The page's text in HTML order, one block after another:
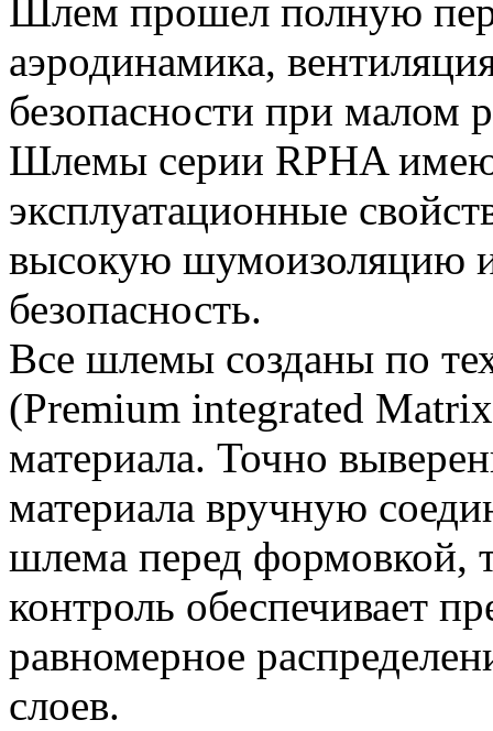
Шлем прошел полную
аэродинамика,
безопасности при малом
Шлемы серии RPHA
эксплуатационные
высокую шумоизоляцию
безопасность.
Все шлемы созданы по
(Premium integrated
материала. Точно
материала вручную
шлема перед формовкой,
контроль обеспечивает
равномерное
слоев.